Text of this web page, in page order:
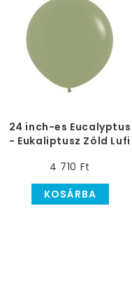
24 inch-es Eucalyptus
- Eukaliptusz Zöld Lufi
4 710 Ft
KOSÁRBA